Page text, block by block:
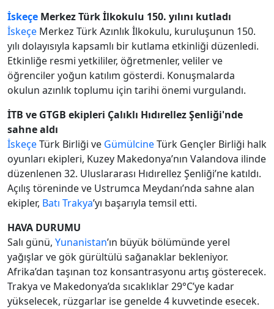
İskeçe Merkez Türk İlkokulu 150. yılını kutladı
İskeçe Merkez Türk Azınlık İlkokulu, kuruluşunun 150.
yılı dolayısıyla kapsamlı bir kutlama etkinliği düzenledi.
Etkinliğe resmi yetkililer, öğretmenler, veliler ve
öğrenciler yoğun katılım gösterdi. Konuşmalarda
okulun azınlık toplumu için tarihi önemi vurgulandı.
İTB ve GTGB ekipleri Çalıklı Hıdırellez Şenliği'nde
sahne aldı
İskeçeTürk Birliği ve GümülcineTürk Gençler Birliği halk
oyunları ekipleri, Kuzey Makedonya’nın Valandova ilinde
düzenlenen 32. Uluslararası Hıdırellez Şenliği’ne katıldı.
Açılış töreninde ve Ustrumca Meydanı’nda sahne alan
ekipler, Batı Trakya’yı başarıyla temsil etti.
HAVA DURUMU
Salı günü, Yunanistan’ın büyük bölümünde yerel
yağışlar ve gök gürültülü sağanaklar bekleniyor.
Afrika’dan taşınan toz konsantrasyonu artış gösterecek.
Trakya ve Makedonya’da sıcaklıklar 29°C’ye kadar
yükselecek, rüzgarlar ise genelde 4 kuvvetinde esecek.